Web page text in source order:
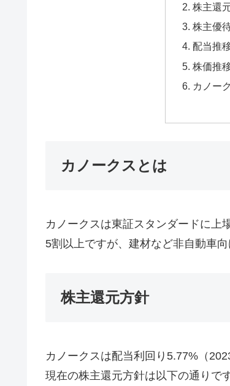
株主還
株主優
配当推
株価推
カノー
カノークスとは
カノークスは東証スタンダードに上
5割以上ですが、建材など非自動車向
株主還元方針
カノークスは配当利回り5.77%（
現在の株主還元方針は以下の通りです